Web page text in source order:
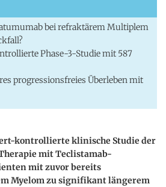
bei refraktärem Multiplem
Phase-3-Studie mit 587
progressionsfreies Überleben mit
kontrollierte klinische Studie der
mit Teclistamab-
mit zuvor bereits
Myelom zu signifikant längerem